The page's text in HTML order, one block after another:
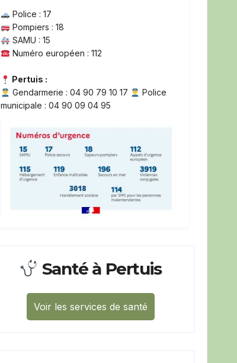
Police : 17
Pompiers : 18
SAMU : 15
Numéro européen : 112
Pertuis :
Gendarmerie : 04 90 79 10 17
Police
municipale : 04 90 09 04 95
Santé à Pertuis
Voir les services de santé